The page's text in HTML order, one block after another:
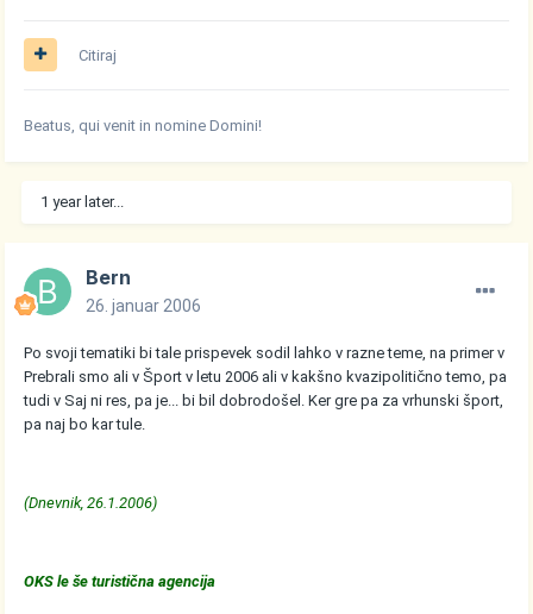
Citiraj
Beatus, qui venit in nomine Domini!
1 year later...
Bern
26. januar 2006
Po svoji tematiki bi tale prispevek sodil lahko v razne teme, na primer v
Prebrali smo ali v Šport v letu 2006 ali v kakšno kvazipolitično temo, pa
tudi v Saj ni res, pa je... bi bil dobrodošel. Ker gre pa za vrhunski šport,
pa naj bo kar tule.
(Dnevnik, 26.1.2006)
OKS le še turistična agencija